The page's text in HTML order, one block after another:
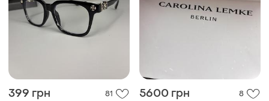
399 грн 81 5600 грн 8